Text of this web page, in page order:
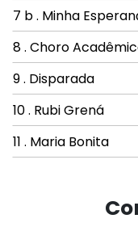
7 b . Minha
8 . Choro
9 . Disparada
10 . Rubi Grená
11 . Maria Bonita